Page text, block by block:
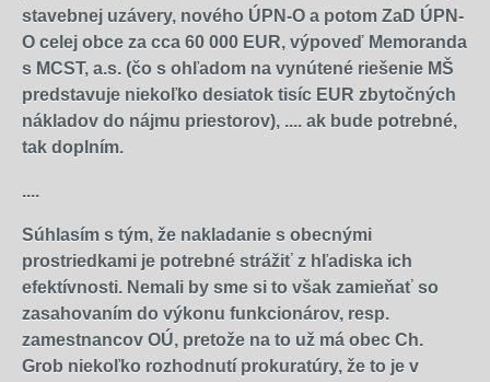
stavebnej uzávery, nového ÚPN-O a potom ZaD ÚPN-
O celej obce za cca 60 000 EUR, výpoveď Memoranda
s MCST, a.s. (čo s ohľadom na vynútené riešenie MŠ
predstavuje niekoľko desiatok tisíc EUR zbytočných
nákladov do nájmu priestorov), .... ak bude potrebné,
tak doplním.
....
Súhlasím s tým, že nakladanie s obecnými
prostriedkami je potrebné strážiť z hľadiska ich
efektívnosti. Nemali by sme si to však zamieňať so
zasahovaním do výkonu funkcionárov, resp.
zamestnancov OÚ, pretože na to už má obec Ch.
Grob niekoľko rozhodnutí prokuratúry, že to je v